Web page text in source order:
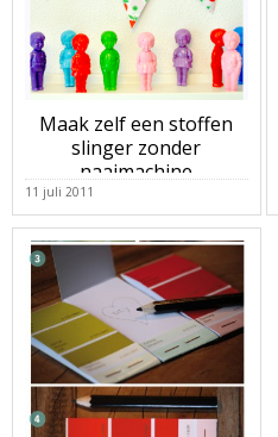
Maak zelf een stoffen
slinger zonder
naaimachine
11 juli 2011